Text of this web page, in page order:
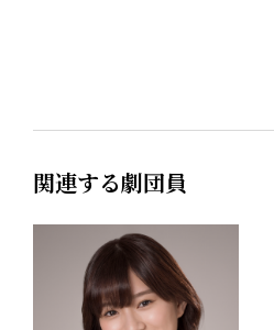
関連する劇団員